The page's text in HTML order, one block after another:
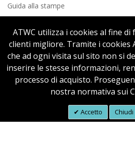
Guida alla stampe
Recensioni
ATWC utilizza i cookies al fine
clienti migliore. Tramite i cookies
che ad ogni visita sul sito non si
inserire le stesse informazioni,
processo di acquisto.
nostra normativa sui
Accetto Chiudi